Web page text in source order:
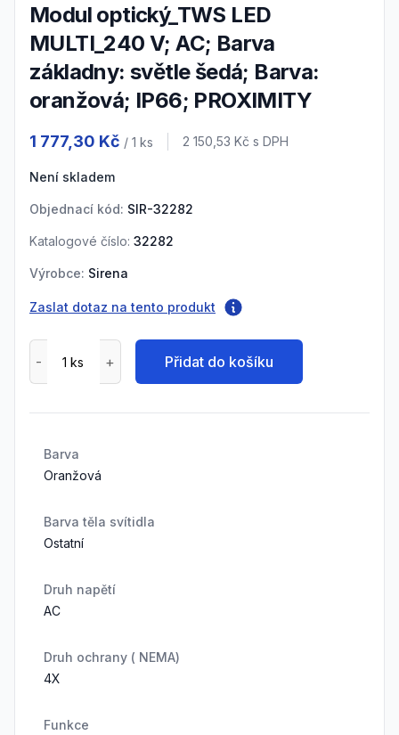
Modul optický_TWS LED
MULTI_240 V; AC; Barva
základny: světle šedá; Barva:
oranžová; IP66; PROXIMITY
1 777,30 Kč / 1 ks Cena s DPH
2 150,53 Kč s DPH
Není skladem
Objednací kód: SIR-32282
Katalogové číslo: 32282
Výrobce: Sirena
Zaslat dotaz na tento produkt
Přidat do košíku
Barva
Oranžová
Barva těla svítidla
Ostatní
Druh napětí
AC
Druh ochrany ( NEMA)
4X
Funkce